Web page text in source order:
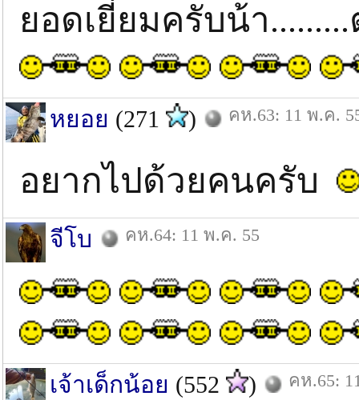
ยอดเยี่ยมครับน้า
หยอย (271 ) คห.63: 11 พ.ค.
อยากไปด้วยคนครับ
จีโบ คห.64: 11 พ.ค. 55
เจ้าเด็กน้อย (552 ) คห.65: